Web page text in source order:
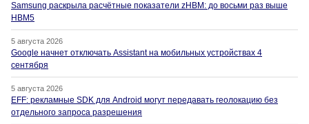
Samsung раскрыла расчётные показатели zHBM: до восьми раз выше
HBM5
5 августа 2026
Google начнет отключать Assistant на мобильных устройствах 4
сентября
5 августа 2026
EFF: рекламные SDK для Android могут передавать геолокацию без
отдельного запроса разрешения